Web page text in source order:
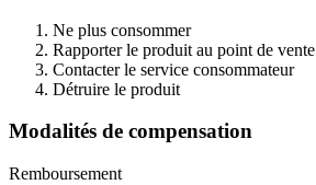
Ne plus consommer
Rapporter le produit au point de vente
Contacter le service consommateur
Détruire le produit
Modalités de compensation
Remboursement